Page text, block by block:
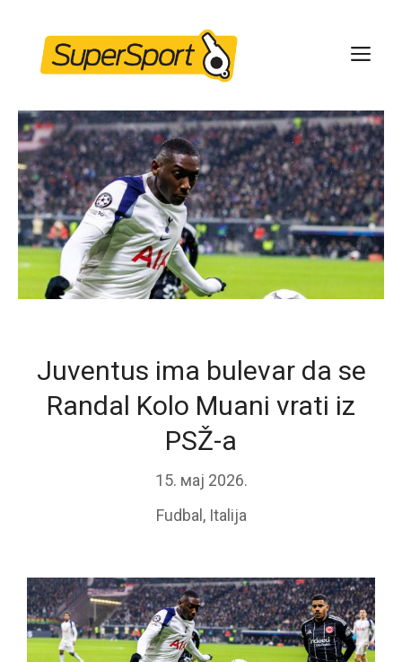
content
Juventus ima bulevar da se
Randal Kolo Muani vrati iz
PSŽ-a
15. мај 2026.
Fudbal , Italija